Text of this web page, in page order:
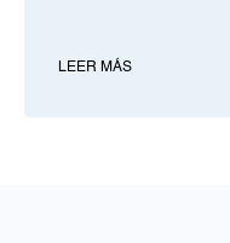
LEER MÁS
Corpo